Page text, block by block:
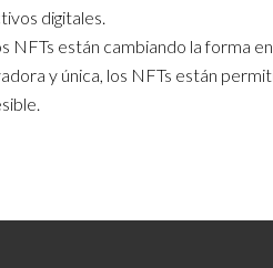
digitales.
NFTs están cambiando la forma
y única, los NFTs están